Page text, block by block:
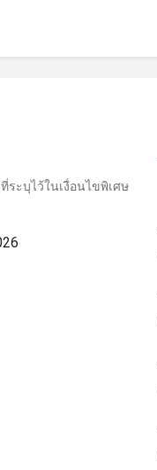
ระบุไว้ในเงื่อนไขพิเศษ